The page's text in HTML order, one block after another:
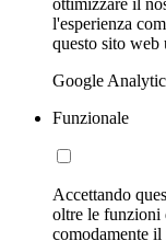
ottimizzare il
l'esperienza
questo sito web
Google
Funzionale
Accettando
oltre le funzioni
comodamente